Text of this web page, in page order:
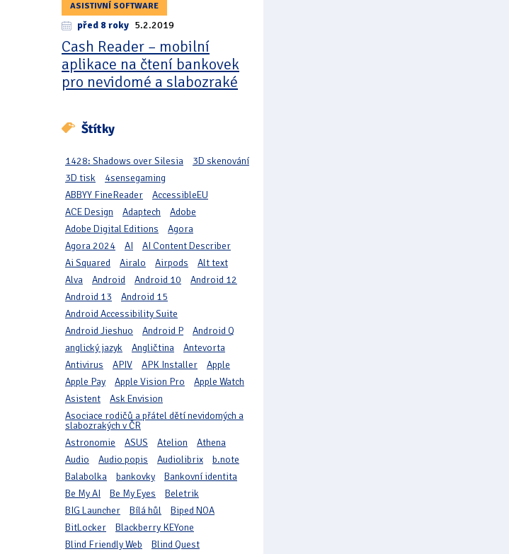
ASISTIVNÍ SOFTWARE
před 8 roky 5.2.2019
Cash Reader – mobilní
aplikace na čtení bankovek
pro nevidomé a slabozraké
Štítky
1428: Shadows over Silesia
3D skenování
3D tisk
4sensegaming
ABBYY FineReader
AccessibleEU
ACE Design
Adaptech
Adobe
Adobe Digital Editions
Agora
Agora 2024
AI
AI Content Describer
Ai Squared
Airalo Airpods
Alt text
Alva
Android Android 10
Android 12
Android 13
Android 15
Android Accessibility Suite
Android Jieshuo
Android P
Android Q
anglický jazyk
Angličtina
Antevorta
Antivirus
APIV APK Installer
Apple
Apple Pay
Apple Vision Pro
Apple Watch
Asistent
Ask Envision
Asociace rodičů a přátel dětí nevidomých a
slabozrakých v ČR
Astronomie
ASUS Atelion
Athena
Audio
Audio popis Audiolibrix
b.note
Balabolka
bankovky
Bankovní identita
Be My AI
Be My Eyes
Beletrik
BIG Launcher
Bílá hůl
Biped NOA
BitLocker
Blackberry KEYone
Blind Friendly Web
Blind Quest